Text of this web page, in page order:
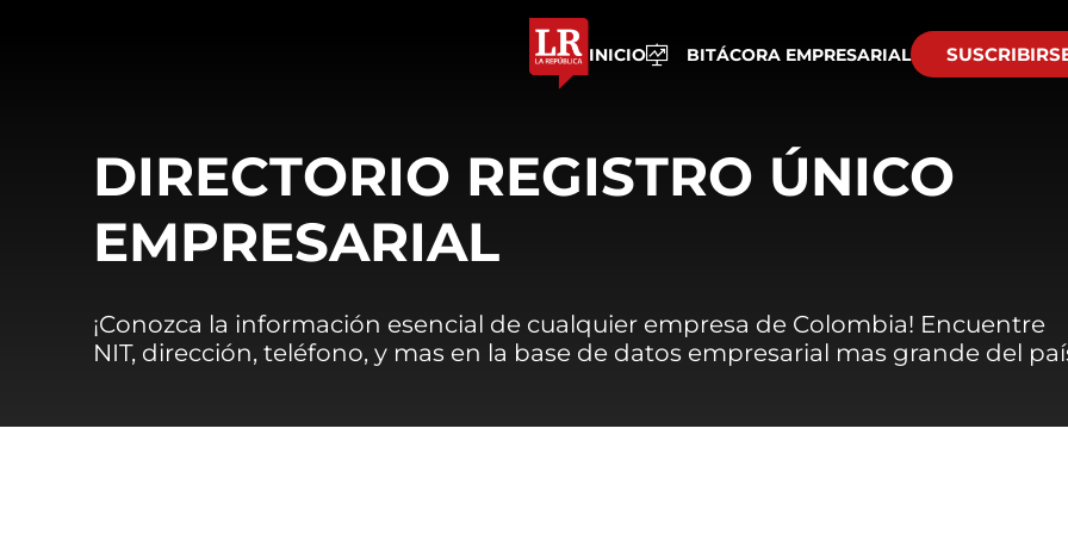
INICIO BITÁCORA EMPRESARIAL
DIRECTORIO REGISTRO ÚNICO
EMPRESARIAL
¡Conozca la información esencial de cualquier empresa de Colombia! Encuentre
NIT, dirección, teléfono, y mas en la base de datos empresarial mas grande del